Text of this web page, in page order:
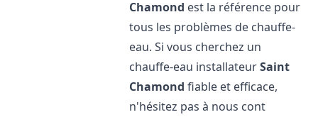
Chamond est la référence pour
tous les problèmes de chauffe-
eau. Si vous cherchez un
chauffe-eau installateurSaint
Chamond fiable et efficace,
n'hésitez pas à nous cont